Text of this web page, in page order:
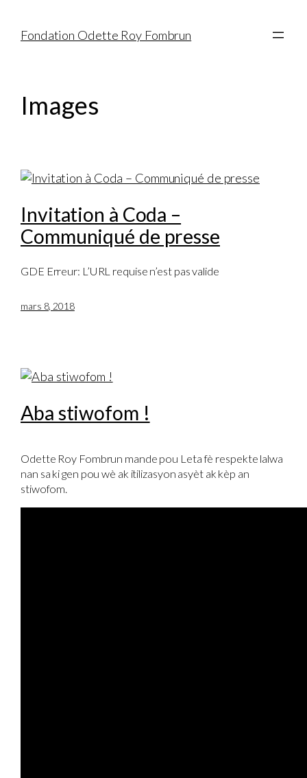
Fondation Odette Roy Fombrun
Images
Invitation à Coda –
Communiqué de presse
GDE Erreur: L’URL requise n’est pas valide
mars 8, 2018
Aba stiwofom !
Odette Roy Fombrun mande pou Leta fè respekte lalwa
nan sa ki gen pou wè ak itilizasyon asyèt ak kèp an
stiwofom.